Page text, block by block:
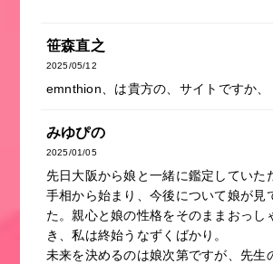
笹森直之
2025/05/12
emnthion、は貴方の、サイトですか、
みゆぴの
2025/01/05
先日大阪から娘と一緒に鑑定していた
手相から始まり、今後について娘が見
た。親心と娘の性格をそのままおっし
き、私は終始うなずくばかり。
未来を決めるのは娘次第ですが、先生